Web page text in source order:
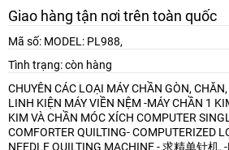
Giao hàng tận nơi trên toàn quốc
Mã số: MODEL: PL988,
Tình trạng: còn hàng
CHUYÊN CÁC LOẠI MÁY CHẦN GÒN,
LINH KIỆN MÁY VIỀN NỆM -MÁY CHẦN 1
KIM VÀ CHẦN MÓC XÍCH COMPUTER
COMFORTER QUILTING- COMPUTERIZED
NEEDLE QUILTING MACHINE - 求精单针机